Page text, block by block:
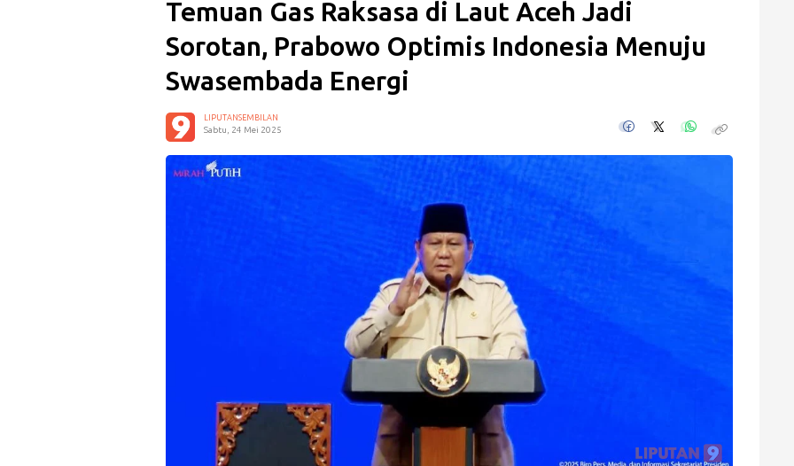
Temuan Gas Raksasa di Laut Aceh Jadi
Sorotan, Prabowo Optimis Indonesia Menuju
Swasembada Energi
LIPUTANSEMBILAN
Sabtu, 24 Mei 2025